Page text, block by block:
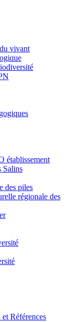
vivant
établissement
Salins
des piles
régionale des
Références